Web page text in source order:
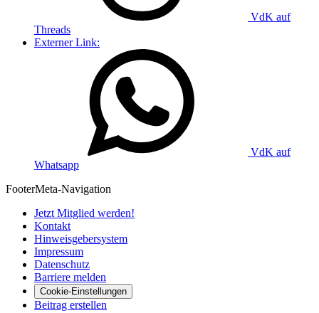
VdK auf
Threads
Externer Link:
VdK auf
Whatsapp
FooterMeta-Navigation
Jetzt Mitglied werden!
Kontakt
Hinweisgebersystem
Impressum
Datenschutz
Barriere melden
Cookie-Einstellungen
Beitrag erstellen